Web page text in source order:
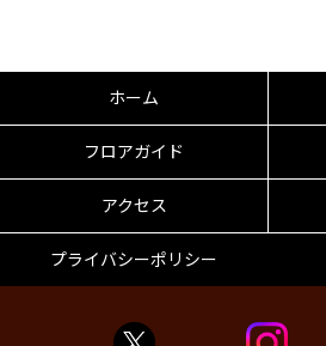
ホーム
フロアガイド
アクセス
プライバシーポリシー